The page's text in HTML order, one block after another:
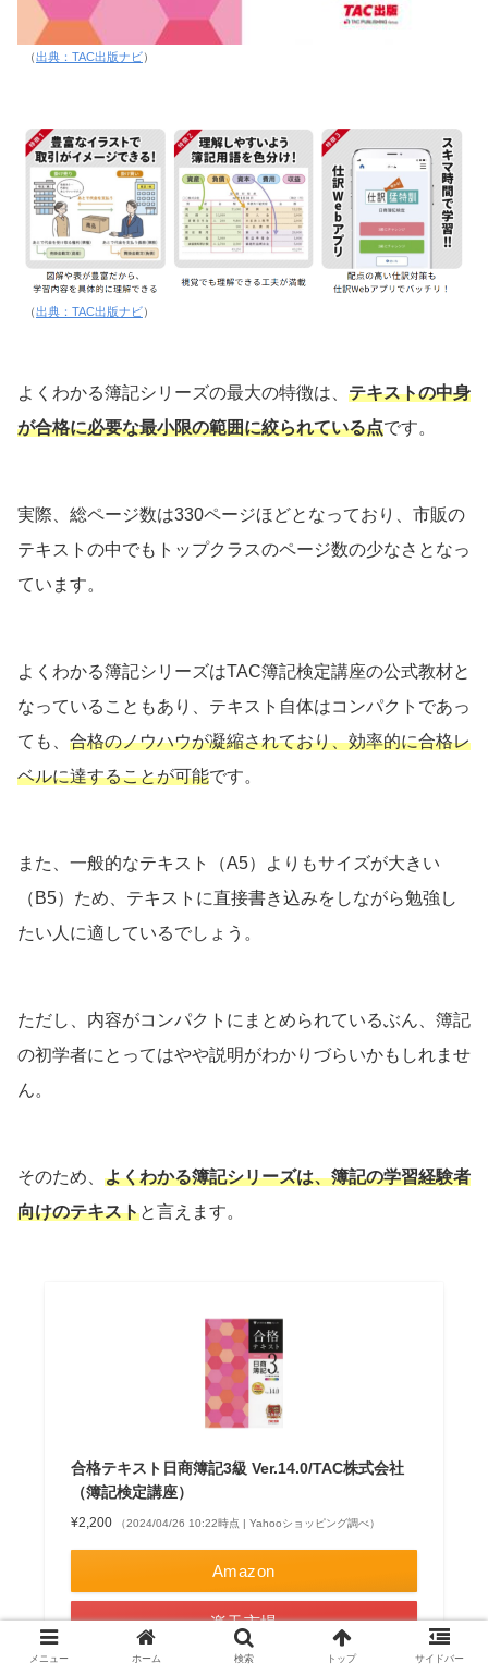
（出典：TAC出版ナビ）
（出典：TAC出版ナビ）
よくわかる簿記シリーズの最大の特徴は、 テキストの中身
が合格に必要な最小限の範囲に絞られている点です。
実際、総ページ数は330ページほどとなっており、市販の
テキストの中でもトップクラスのページ数の少なさとなっ
ています。
よくわかる簿記シリーズはTAC簿記検定講座の公式教材と
なっていることもあり、テキスト自体はコンパクトであっ
ても、 合格のノウハウが凝縮されており、効率的に合格レ
ベルに達することが可能です。
また、一般的なテキスト（A5）よりもサイズが大きい
（B5）ため、テキストに直接書き込みをしながら勉強し
たい人に適しているでしょう。
ただし、内容がコンパクトにまとめられているぶん、簿記
の初学者にとってはやや説明がわかりづらいかもしれませ
ん。
そのため、 よくわかる簿記シリーズは、簿記の学習経験者
向けのテキストと言えます。
合格テキスト日商簿記3級 Ver.14.0/TAC株式会社
（簿記検定講座）
¥2,200 （2024/04/26 10:22時点 | Yahooショッピング調べ）
Amazon
楽天市場
メニュー ホーム 検索 トップ サイドバー